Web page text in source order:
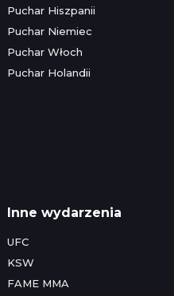
Puchar Hiszpanii
Puchar Niemiec
Puchar Włoch
Puchar Holandii
Inne wydarzenia
UFC
KSW
FAME MMA